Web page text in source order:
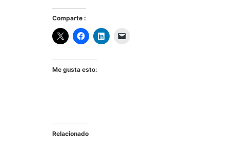
Comparte :
Me gusta esto:
Relacionado